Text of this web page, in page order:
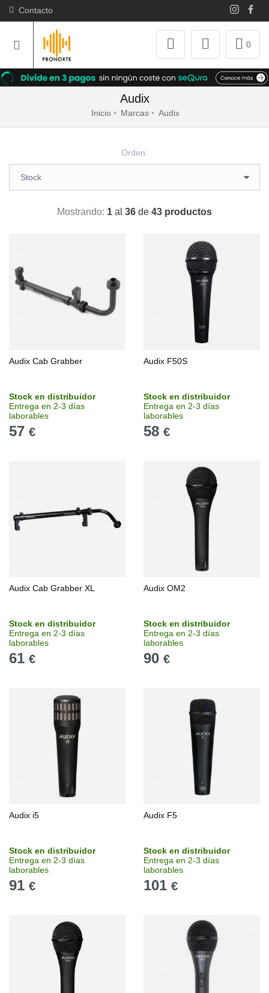
Contacto
0
Audix
Inicio Marcas Audix
Orden:
Mostrando: 1 al 36 de 43 productos
Audix Cab Grabber
Stock en distribuidor
Entrega en 2-3 días
laborables
57 €
Audix F50S
Stock en distribuidor
Entrega en 2-3 días
laborables
58 €
Audix Cab Grabber XL
Stock en distribuidor
Entrega en 2-3 días
laborables
61 €
Audix OM2
Stock en distribuidor
Entrega en 2-3 días
laborables
90 €
Audix i5
Stock en distribuidor
Entrega en 2-3 días
laborables
91 €
Audix F5
Stock en distribuidor
Entrega en 2-3 días
laborables
101 €